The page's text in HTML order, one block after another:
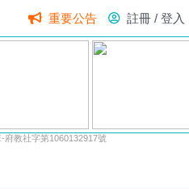
重要公告 註冊 / 登入
府教社字第1060132917號